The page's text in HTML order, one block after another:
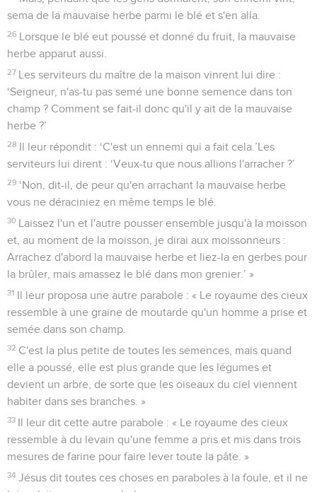
sema de la mauvaise herbe parmi le blé et s'en alla.
26 Lorsque le blé eut poussé et donné du fruit, la mauvaise
herbe apparut aussi.
27 Les serviteurs du maître de la maison vinrent lui dire :
‘Seigneur, n'as-tu pas semé une bonne semence dans ton
champ ? Comment se fait-il donc qu'il y ait de la mauvaise
herbe ?’
28 Il leur répondit : ‘C'est un ennemi qui a fait cela.’Les
serviteurs lui dirent : ‘Veux-tu que nous allions l'arracher ?’
29 ‘Non, dit-il, de peur qu'en arrachant la mauvaise herbe
vous ne déraciniez en même temps le blé.
30 Laissez l'un et l'autre pousser ensemble jusqu'à la moisson
et, au moment de la moisson, je dirai aux moissonneurs :
Arrachez d'abord la mauvaise herbe et liez-la en gerbes pour
la brûler, mais amassez le blé dans mon grenier.’ »
31 Il leur proposa une autre parabole : « Le royaume des cieux
ressemble à une graine de moutarde qu'un homme a prise et
semée dans son champ.
32 C'est la plus petite de toutes les semences, mais quand
elle a poussé, elle est plus grande que les légumes et
devient un arbre, de sorte que les oiseaux du ciel viennent
habiter dans ses branches. »
33 Il leur dit cette autre parabole : « Le royaume des cieux
ressemble à du levain qu'une femme a pris et mis dans trois
mesures de farine pour faire lever toute la pâte. »
34 Jésus dit toutes ces choses en paraboles à la foule, et il ne